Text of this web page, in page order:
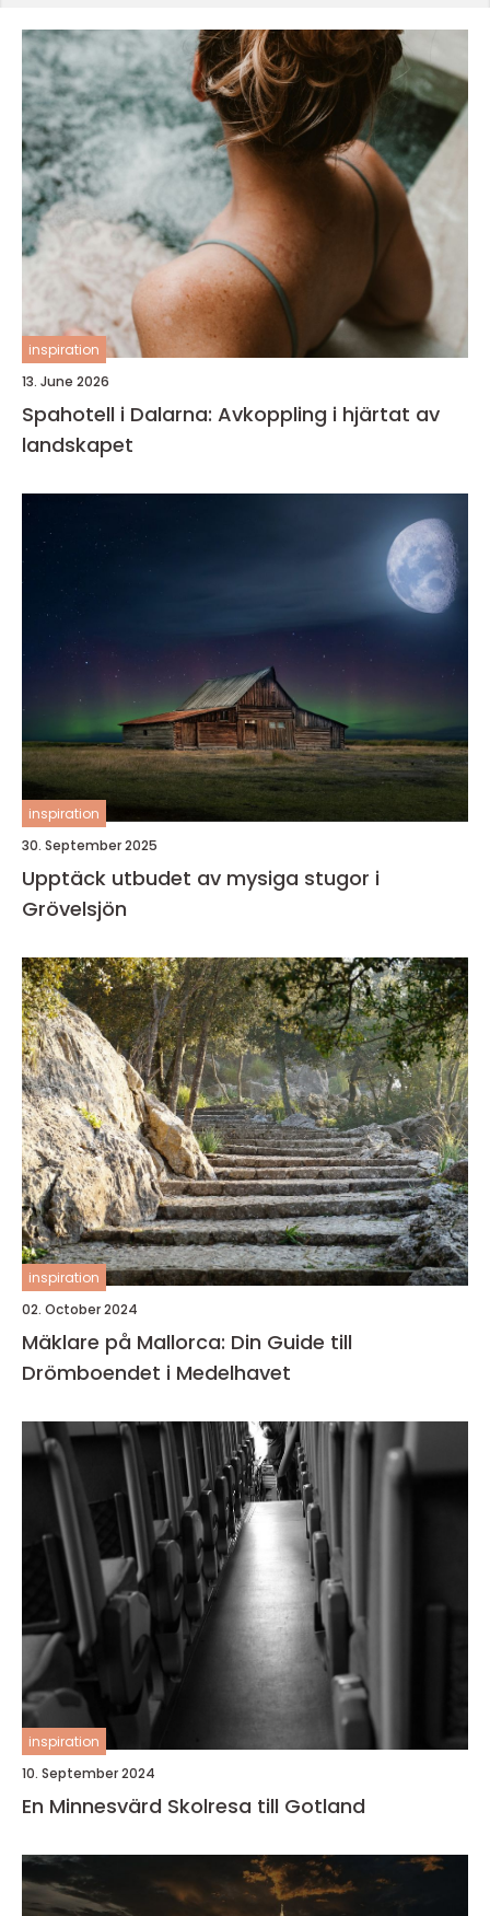
inspiration
13. June 2026
Spahotell i Dalarna: Avkoppling i hjärtat av
landskapet
inspiration
30. September 2025
Upptäck utbudet av mysiga stugor i
Grövelsjön
inspiration
02. October 2024
Mäklare på Mallorca: Din Guide till
Drömboendet i Medelhavet
inspiration
10. September 2024
En Minnesvärd Skolresa till Gotland